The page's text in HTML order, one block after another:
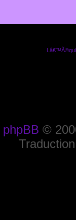
phpBB ©